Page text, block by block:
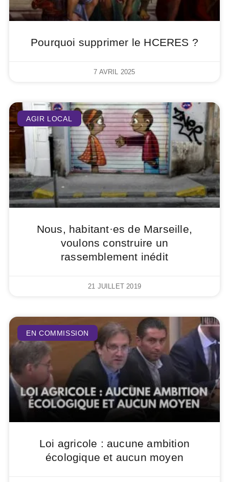
Pourquoi supprimer le HCERES ?
7 AVRIL 2025
AGIR LOCAL
Nous, habitant·es de Marseille,
voulons construire un
rassemblement inédit
21 JUILLET 2019
EN COMMISSION
Loi agricole : aucune ambition
écologique et aucun moyen